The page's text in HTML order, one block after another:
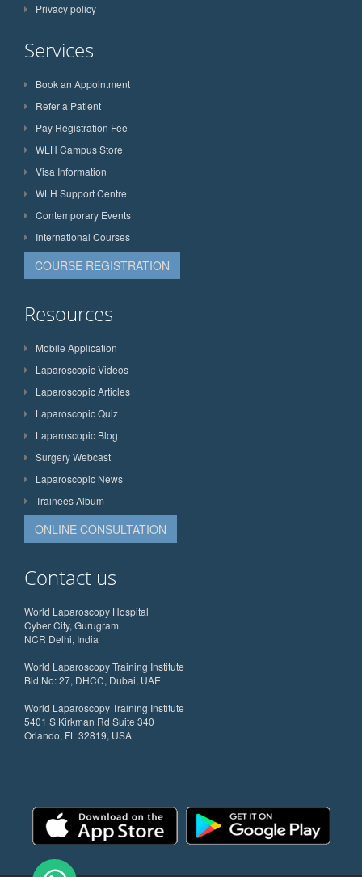
Privacy policy
Services
Book an Appointment
Refer a Patient
Pay Registration Fee
WLH Campus Store
Visa Information
WLH Support Centre
Contemporary Events
International Courses
COURSE REGISTRATION
Resources
Mobile Application
Laparoscopic Videos
Laparoscopic Articles
Laparoscopic Quiz
Laparoscopic Blog
Surgery Webcast
Laparoscopic News
Trainees Album
ONLINE CONSULTATION
Contact us
World Laparoscopy Hospital
Cyber City, Gurugram
NCR Delhi, India
World Laparoscopy Training Institute
Bld.No: 27, DHCC, Dubai, UAE
World Laparoscopy Training Institute
5401 S Kirkman Rd Suite 340
Orlando, FL 32819, USA